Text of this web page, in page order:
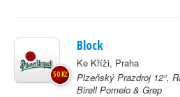
Block
Ke Kříži, Praha
Plzeňský Prazdroj 12°,
Birell Pomelo & Grep
50 Kč